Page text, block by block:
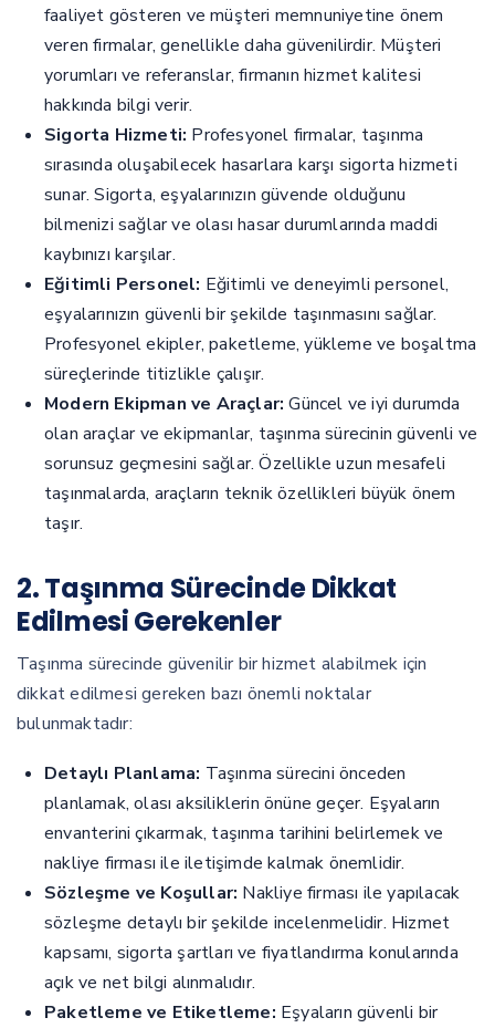
faaliyet gösteren ve müşteri memnuniyetine önem
veren firmalar, genellikle daha güvenilirdir. Müşteri
yorumları ve referanslar, firmanın hizmet kalitesi
hakkında bilgi verir.
Sigorta Hizmeti: Profesyonel firmalar, taşınma
sırasında oluşabilecek hasarlara karşı sigorta hizmeti
sunar. Sigorta, eşyalarınızın güvende olduğunu
bilmenizi sağlar ve olası hasar durumlarında maddi
kaybınızı karşılar.
Eğitimli Personel: Eğitimli ve deneyimli personel,
eşyalarınızın güvenli bir şekilde taşınmasını sağlar.
Profesyonel ekipler, paketleme, yükleme ve boşaltma
süreçlerinde titizlikle çalışır.
Modern Ekipman ve Araçlar: Güncel ve iyi durumda
olan araçlar ve ekipmanlar, taşınma sürecinin güvenli ve
sorunsuz geçmesini sağlar. Özellikle uzun mesafeli
taşınmalarda, araçların teknik özellikleri büyük önem
taşır.
2. Taşınma Sürecinde Dikkat
Edilmesi Gerekenler
Taşınma sürecinde güvenilir bir hizmet alabilmek için
dikkat edilmesi gereken bazı önemli noktalar
bulunmaktadır:
Detaylı Planlama: Taşınma sürecini önceden
planlamak, olası aksiliklerin önüne geçer. Eşyaların
envanterini çıkarmak, taşınma tarihini belirlemek ve
nakliye firması ile iletişimde kalmak önemlidir.
Sözleşme ve Koşullar: Nakliye firması ile yapılacak
sözleşme detaylı bir şekilde incelenmelidir. Hizmet
kapsamı, sigorta şartları ve fiyatlandırma konularında
açık ve net bilgi alınmalıdır.
Paketleme ve Etiketleme: Eşyaların güvenli bir